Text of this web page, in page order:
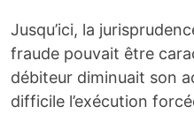
Jusqu’ici, la
fraude pouvait être
débiteur diminuait son
difficile l’exécution